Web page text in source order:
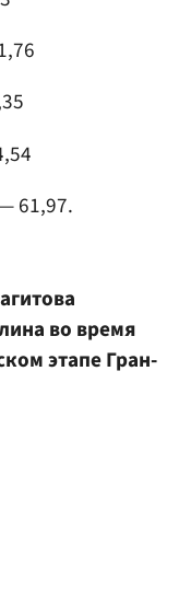
61,97.
во время
этапе Гран-